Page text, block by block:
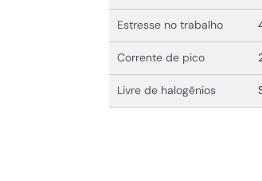
Estresse no trabalho
Corrente de pico
Livre de halogênios